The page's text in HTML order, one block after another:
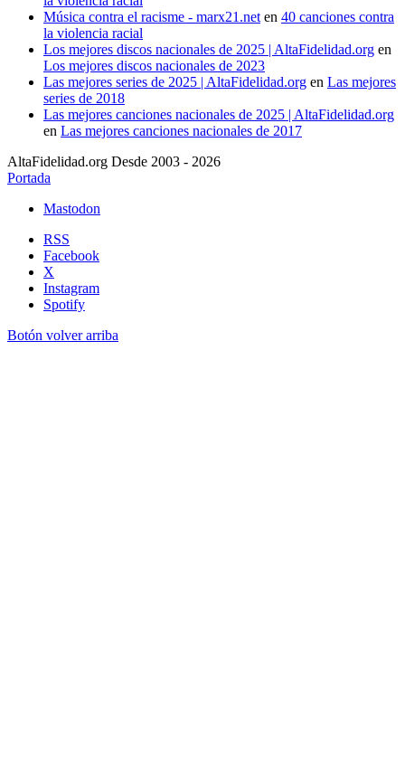
Música contra el racisme - marx21.neten 40 canciones contra
la violencia racial
Los mejores discos nacionales de 2025 | AltaFidelidad.org en
Los mejores discos nacionales de 2023
Las mejores series de 2025 | AltaFidelidad.org en Las mejores
series de 2018
Las mejores canciones nacionales de 2025 | AltaFidelidad.org
en Las mejores canciones nacionales de 2017
AltaFidelidad.org Desde 2003 - 2026
Portada
Mastodon
RSS
Facebook
X
Instagram
Spotify
Botón volver arriba